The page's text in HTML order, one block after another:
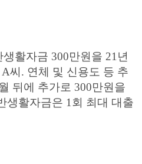
활자금 300만원을 21년
씨. 연체 및 신용도 등 추
뒤에 추가로 300만원을
생활자금은 1회 최대 대출